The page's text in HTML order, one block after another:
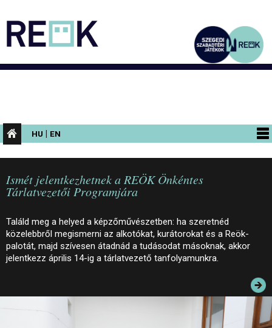
HU | EN
PROGRAMOK
KIÁLLÍTÁSOK
INFORMÁCIÓK
KONFERENCIA
Ismét jelentkezhetnek a REÖK Önkéntes
Tárlatvezetői Programjára
Találd meg a helyed a képzőművészetben: ha szeretnéd
közelebbről megismerni az alkotókat, kurátorokat és a Reök-
palotát, majd szívesen átadnád a tudásodat másoknak, akkor
jelentkezz április 14-ig a tárlatvezető tanfolyamunkra.